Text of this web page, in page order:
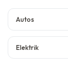
Autos
Elektrik